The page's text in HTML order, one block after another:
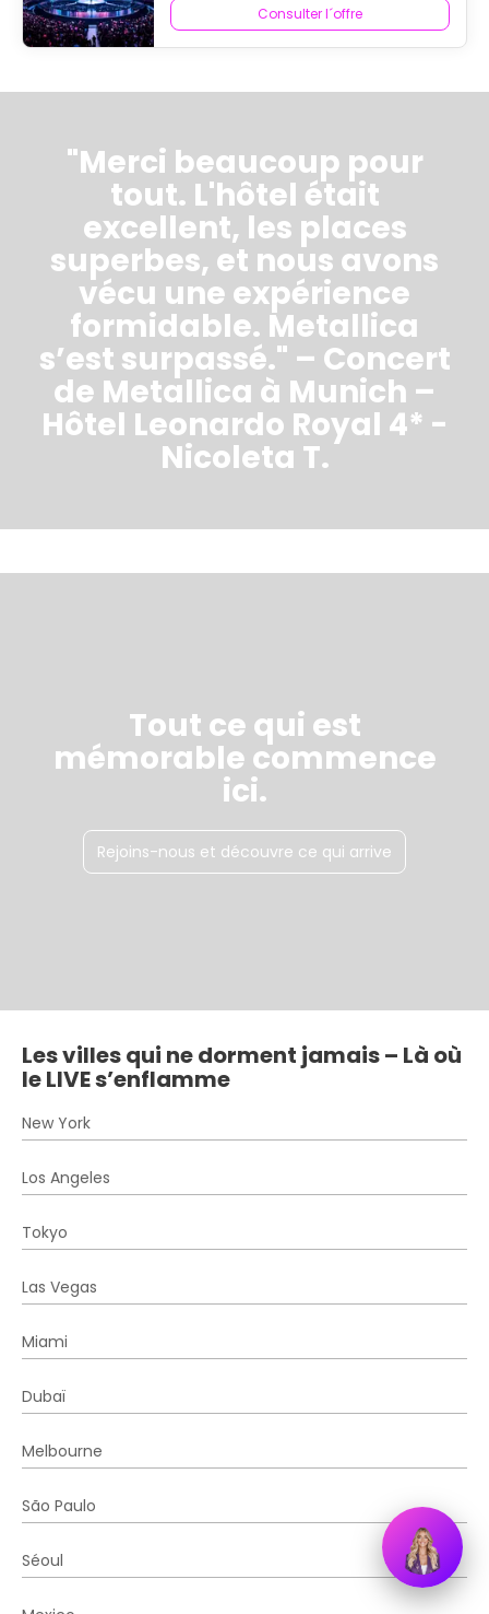
Consulter l´offre
"Merci beaucoup pour
tout. L'hôtel était
excellent, les places
superbes, et nous avons
vécu une expérience
formidable. Metallica
s’est surpassé." – Concert
de Metallica à Munich –
Hôtel Leonardo Royal 4* -
Nicoleta T.
Tout ce qui est
mémorable commence
ici.
Rejoins-nous et découvre ce qui arrive
Les villes qui ne dorment jamais – Là où
le LIVE s’enflamme
New York
Los Angeles
Tokyo
Las Vegas
Miami
Dubaï
Melbourne
São Paulo
Séoul